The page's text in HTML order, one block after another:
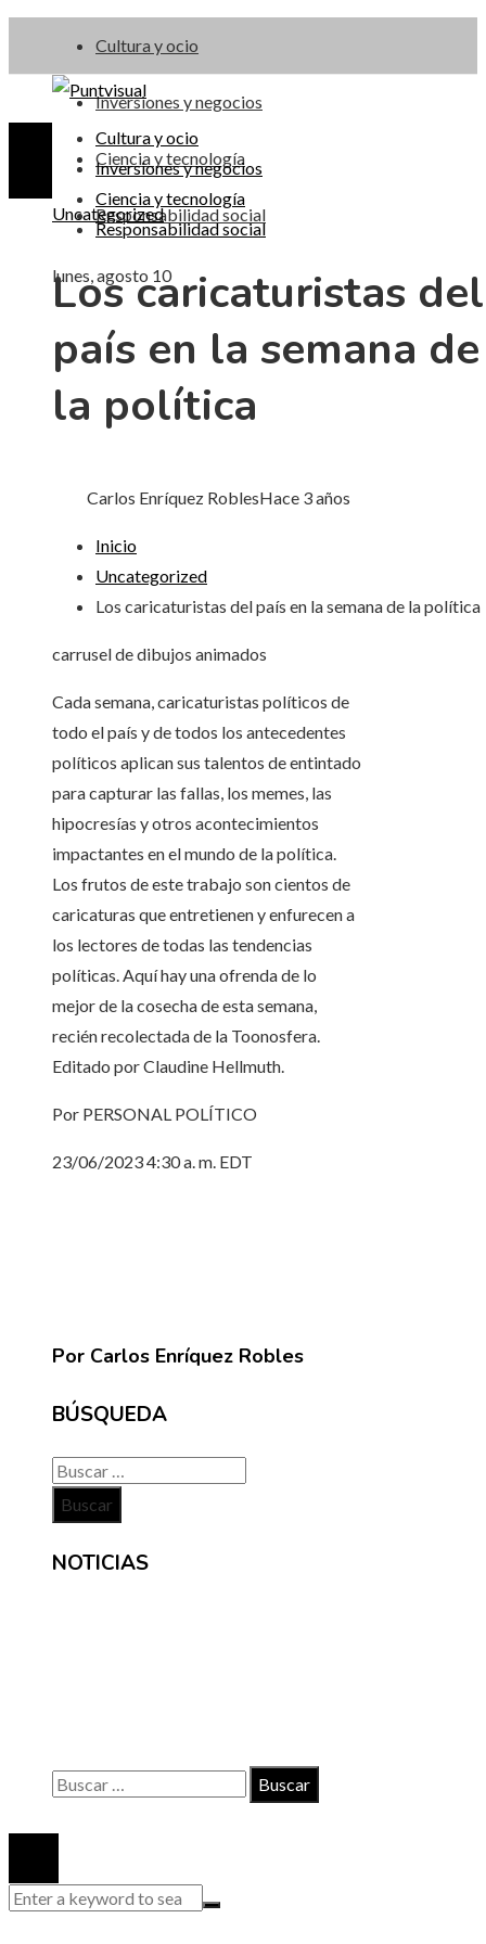
Cultura y ocio
Inversiones y negocios
Ciencia y tecnología
Responsabilidad social
lunes, agosto 10
Cultura y ocio
Inversiones y negocios
Ciencia y tecnología
Responsabilidad social
Uncategorized
Los caricaturistas del
país en la semana de
la política
Carlos Enríquez RoblesHace 3 años
Inicio
Uncategorized
Los caricaturistas del país en la semana de la política
carrusel de dibujos animados
Cada semana, caricaturistas políticos de
todo el país y de todos los antecedentes
políticos aplican sus talentos de entintado
para capturar las fallas, los memes, las
hipocresías y otros acontecimientos
impactantes en el mundo de la política.
Los frutos de este trabajo son cientos de
caricaturas que entretienen y enfurecen a
los lectores de todas las tendencias
políticas. Aquí hay una ofrenda de lo
mejor de la cosecha de esta semana,
recién recolectada de la Toonosfera.
Editado por Claudine Hellmuth.
Por PERSONAL POLÍTICO
23/06/2023 4:30 a. m. EDT
Por Carlos Enríquez Robles
BÚSQUEDA
Buscar:
NOTICIAS
Buscar: